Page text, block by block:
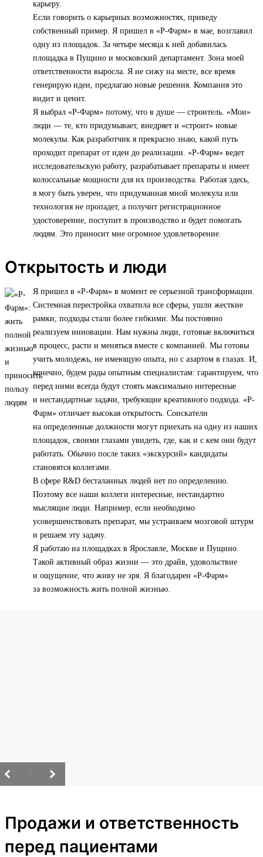
карьеру.
Если говорить о карьерных возможностях, приведу
собственный пример. Я пришел в «Р-Фарм» в мае, возглавил
одну из площадок. За четыре месяца к ней добавилась
площадка в Пущино и московский департамент. Зона моей
ответственности выросла. Я не сижу на месте, все время
генерирую идеи, предлагаю новые решения. Компания это
видит и ценит.
Я выбрал «Р-Фарм» потому, что в душе — строитель. «Мои»
люди — те, кто придумывает, внедряет и «строит» новые
молекулы. Как разработчик я прекрасно знаю, какой путь
проходит препарат от идеи до реализации. «Р-Фарм» ведет
исследовательскую работу, разрабатывает препараты и имеет
колоссальные мощности для их производства. Работая здесь,
я могу быть уверен, что придуманная мной молекула или
технология не пропадет, а получит регистрационное
удостоверение, поступит в производство и будет помогать
людям. Это приносит мне огромное удовлетворение.
Открытость и люди
Я пришел в «Р-Фарм» в момент ее серьезной трансформации.
Системная перестройка охватила все сферы, ушли жесткие
рамки, подходы стали более гибкими. Мы постоянно
реализуем инновации. Нам нужны люди, готовые включиться
в процесс, расти и меняться вместе с компанией. Мы готовы
учить молодежь, не имеющую опыта, но с азартом в глазах. И,
конечно, будем рады опытным специалистам: гарантируем, что
перед ними всегда будут стоять максимально интересные
и нестандартные задачи, требующие креативного подхода. «Р-
Фарм» отличает высокая открытость. Соискатели
на определенные должности могут приехать на одну из наших
площадок, своими глазами увидеть, где, как и с кем они будут
работать. Обычно после таких «экскурсий» кандидаты
становятся коллегами.
В сфере R&D бесталанных людей нет по определению.
Поэтому все наши коллеги интересные, нестандартно
мыслящие люди. Например, если необходимо
усовершенствовать препарат, мы устраиваем мозговой штурм
и решаем эту задачу.
Я работаю на площадках в Ярославле, Москве и Пущино.
Такой активный образ жизни — это драйв, удовольствие
и ощущение, что живу не зря. Я благодарен «Р-Фарм»
за возможность жить полной жизнью.
Продажи и ответственность
перед пациентами